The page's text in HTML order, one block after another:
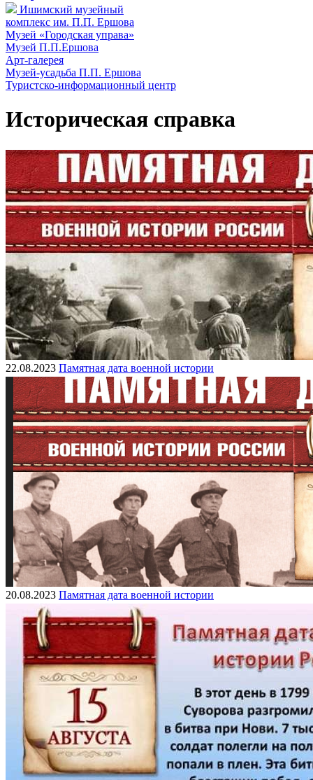
Ишимский музейный
комплекс им. П.П. Ершова
Музей «Городская управа»
Музей П.П.Ершова
Арт-галерея
Музей-усадьба П.П. Ершова
Туристско-информационный центр
Историческая справка
22.08.2023 Памятная дата военной истории
20.08.2023 Памятная дата военной истории